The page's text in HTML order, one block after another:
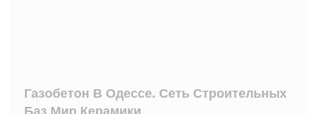
Газобетон В Одессе. Сеть Строительных
Баз Мир Керамики